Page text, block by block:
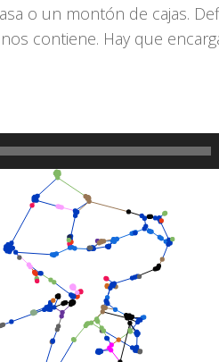
o un montón de cajas.
contiene. Hay que